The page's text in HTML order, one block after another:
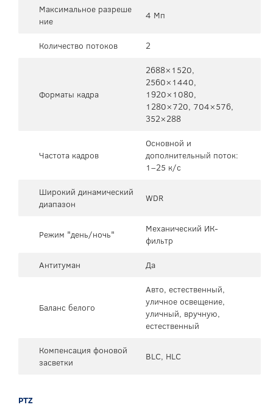
Максимальное разреше
ние
4 Мп
Количество потоков 2
Форматы кадра
2688×1520,
2560×1440,
1920×1080,
1280×720, 704×576,
352×288
Частота кадров
Основной и
дополнительный поток:
1–25 к/с
Широкий динамический
диапазон
WDR
Режим "день/ночь"
Механический ИК-
фильтр
Антитуман
Да
Баланс белого
Авто, естественный,
уличное освещение,
уличный, вручную,
естественный
Компенсация фоновой
засветки
BLC, HLC
PTZ